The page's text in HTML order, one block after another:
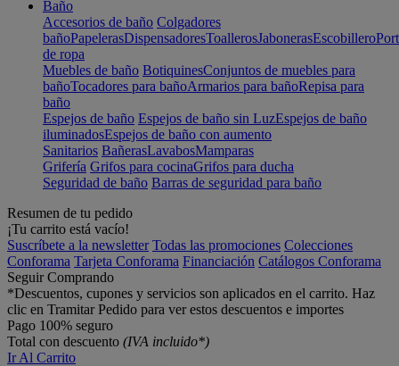
Baño
Accesorios de baño Colgadores
bañoPapelerasDispensadoresToallerosJabonerasEscobillero
de ropa
Muebles de baño BotiquinesConjuntos de muebles para
bañoTocadores para bañoArmarios para bañoRepisa para
baño
Espejos de baño Espejos de baño sin LuzEspejos de baño
iluminadosEspejos de baño con aumento
Sanitarios BañerasLavabosMamparas
Grifería Grifos para cocinaGrifos para ducha
Seguridad de baño Barras de seguridad para baño
Resumen de tu pedido
¡Tu carrito está vacío!
Suscríbete a la newsletter Todas las promociones Colecciones
Conforama Tarjeta Conforama Financiación Catálogos Conforama
Seguir Comprando
*Descuentos, cupones y servicios son aplicados en el carrito. Haz
clic en Tramitar Pedido para ver estos descuentos e importes
Pago 100% seguro
Total con descuento (IVA incluido*)
Ir Al Carrito